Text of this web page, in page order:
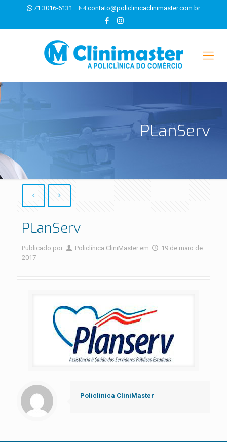
71 3016-6131 contato@policlinicaclinimaster.com.br
PLanServ
PLanServ
Publicado por Policlínica CliniMaster em
19 de maio de
2017
Policlínica CliniMaster